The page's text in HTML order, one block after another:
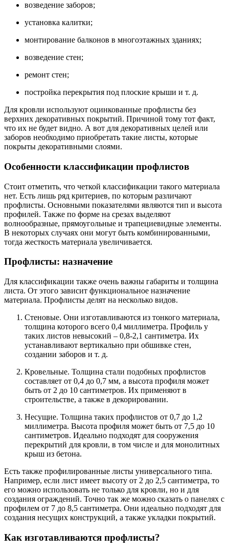
возведение заборов;
установка калитки;
монтирование балконов в многоэтажных зданиях;
возведение стен;
ремонт стен;
постройка перекрытия под плоские крыши и т. д.
Для кровли используют оцинкованные профлисты без
верхних декоративных покрытий. Причиной тому тот факт,
что их не будет видно. А вот для декоративных целей или
заборов необходимо приобретать такие листы, которые
покрыты декоративными слоями.
Особенности классификации профлистов
Стоит отметить, что четкой классификации такого материала
нет. Есть лишь ряд критериев, по которым различают
профлисты. Основными показателями являются тип и высота
профилей. Также по форме на срезах выделяют
волнообразные, прямоугольные и трапециевидные элементы.
В некоторых случаях они могут быть комбинированными,
тогда жесткость материала увеличивается.
Профлисты: назначение
Для классификации также очень важны габариты и толщина
листа. От этого зависит функциональное назначение
материала. Профлисты делят на несколько видов.
Стеновые. Они изготавливаются из тонкого материала,
толщина которого всего 0,4 миллиметра. Профиль у
таких листов невысокий – 0,8-2,1 сантиметра. Их
устанавливают вертикально при обшивке стен,
создании заборов и т. д.
Кровельные. Толщина стали подобных профлистов
составляет от 0,4 до 0,7 мм, а высота профиля может
быть от 2 до 10 сантиметров. Их применяют в
строительстве, а также в декорировании.
Несущие. Толщина таких профлистов от 0,7 до 1,2
миллиметра. Высота профиля может быть от 7,5 до 10
сантиметров. Идеально подходят для сооружения
перекрытий для кровли, в том числе и для монолитных
крыш из бетона.
Есть также профилированные листы универсального типа.
Например, если лист имеет высоту от 2 до 2,5 сантиметра, то
его можно использовать не только для кровли, но и для
создания ограждений. Точно так же можно сказать о панелях с
профилем от 7 до 8,5 сантиметра. Они идеально подходят для
создания несущих конструкций, а также укладки покрытий.
Как изготавливаются профлисты?